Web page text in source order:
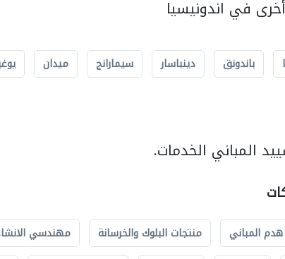
في اندونيسيا
باندونق دينباسار سيمارانج ميدان
المباني الخدمات.
هدم المباني منتجات البلوك والخرسانة مهندسي